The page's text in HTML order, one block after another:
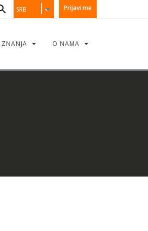
Prijavi me
SRB
O NAMA